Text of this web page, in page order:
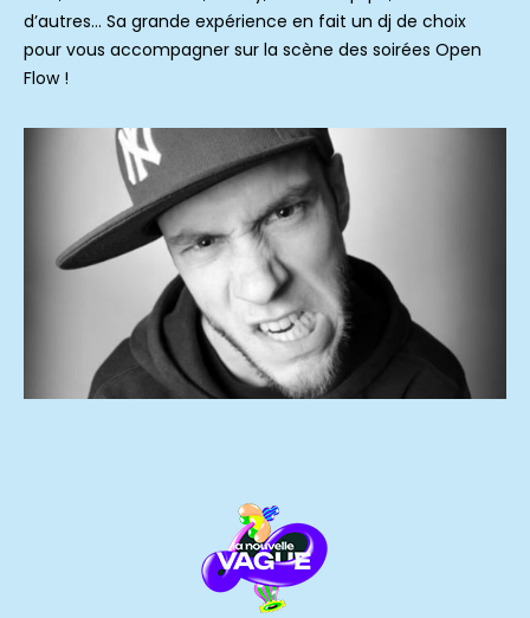
d’autres… Sa grande expérience en fait un dj de choix
pour vous accompagner sur la scène des soirées Open
Flow !